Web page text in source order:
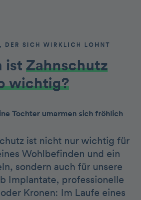
DER SICH WIRKLICH LOHNT
ist Zahnschutz
wichtig?
ist nicht nur wichtig für
Wohlbefinden und ein
sondern auch für unsere
Implantate, professionelle
Kronen: Im Laufe eines